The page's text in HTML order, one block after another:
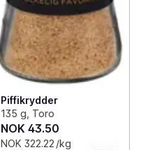
Piffikrydder
135 g, Toro
NOK 43.50
NOK 322.22 /kg